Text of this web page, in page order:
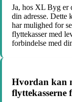
Ja, hos XL Byg er
din adresse.
har mulighed for
flyttekasser med
forbindelse med
Hvordan kan
flyttekasserne